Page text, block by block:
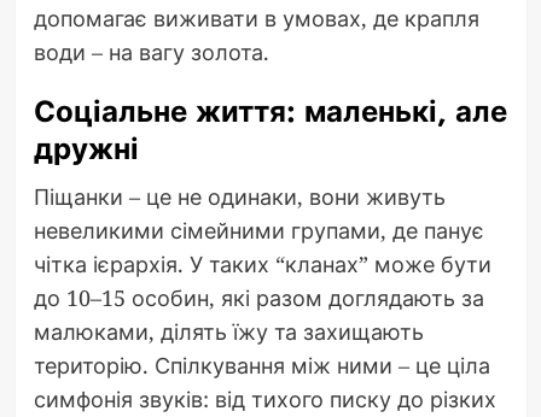
допомагає виживати в умовах, де крапля
води – на вагу золота.
Соціальне життя: маленькі, але
дружні
Піщанки – це не одинаки, вони живуть
невеликими сімейними групами, де панує
чітка ієрархія. У таких “кланах” може бути
до 10–15 особин, які разом доглядають за
малюками, ділять їжу та захищають
територію. Спілкування між ними – це ціла
симфонія звуків: від тихого писку до різких